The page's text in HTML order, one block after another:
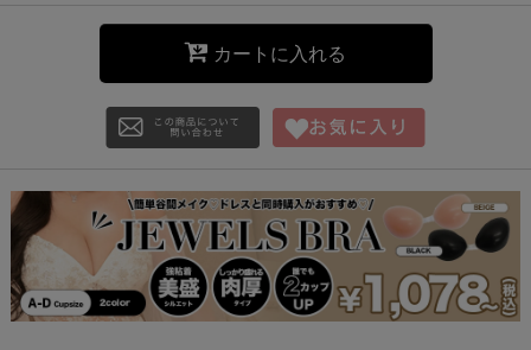
カートに入れる